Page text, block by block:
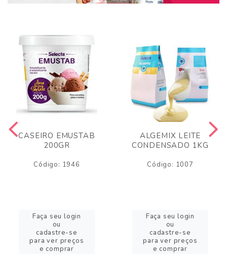
CASEIRO EMUSTAB
200GR
Código: 1946
Faça seu login
ou
cadastre-se
para ver preços
e comprar
ALGEMIX LEITE
CONDENSADO 1KG
Código: 1007
Faça seu login
ou
cadastre-se
para ver preços
e comprar